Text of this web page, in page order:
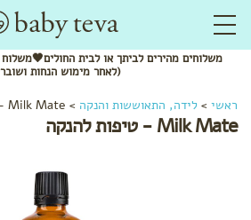
משלוחיםמהיריםלביתך או לבית
(לאחר מימוש הנחות
ראשי > לידה, התאוששות והנקה > Milk Mate - טיפות להנקה
Milk Mate - טיפות להנקה